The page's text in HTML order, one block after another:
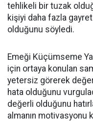
tehlikeli bir tuzak
kişiyi daha fazla
olduğunu söyledi.
Emeği Küçümseme
için ortaya konulan
yetersiz görerek
hata olduğunu
değerli olduğunu
almanın motivasyonu